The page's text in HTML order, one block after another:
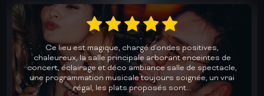
Un accueil chaleureux et une cuisine au top dans une
des plus belles salles de concerts de Gironde. Des lives
avec des groupes de qualité pour des soirées dansantes
mémorables. Un plaisir chaque fois renouvelé. Je
recommande vivement.